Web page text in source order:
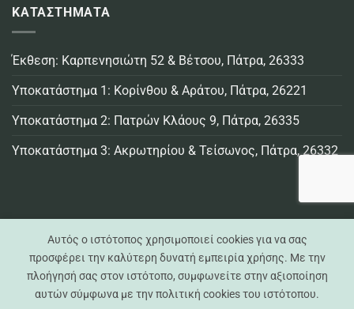
ΚΑΤΑΣΤΗΜΑΤΑ
Έκθεση: Καρπενησιώτη 52 & Βέτσου, Πάτρα, 26333
Υποκατάστημα 1: Κορίνθου & Αράτου, Πάτρα, 26221
Υποκατάστημα 2: Πατρών Κλάους 9, Πάτρα, 26335
Υποκατάστημα 3: Ακρωτηρίου & Τείσωνος, Πάτρα, 26332
Visa MasterCardCredit
Bank
Cash
Cash
Αυτός ο ιστότοπος χρησιμοποιεί cookies για να σας
προσφέρει την καλύτερη δυνατή εμπειρία χρήσης. Με την
πλοήγησή σας στον ιστότοπο, συμφωνείτε στην αξιοποίηση
αυτών σύμφωνα με την πολιτική cookies του ιστότοπου.